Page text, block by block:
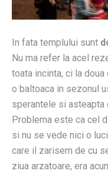
In fata templului sunt
Nu ma refer la acel
toata incinta, ci la
o baltoaca in sezonul
sperantele si asteapta
Problema este ca cel
si nu se vede nici o
care il zarisem de cu
ziua arzatoare, era